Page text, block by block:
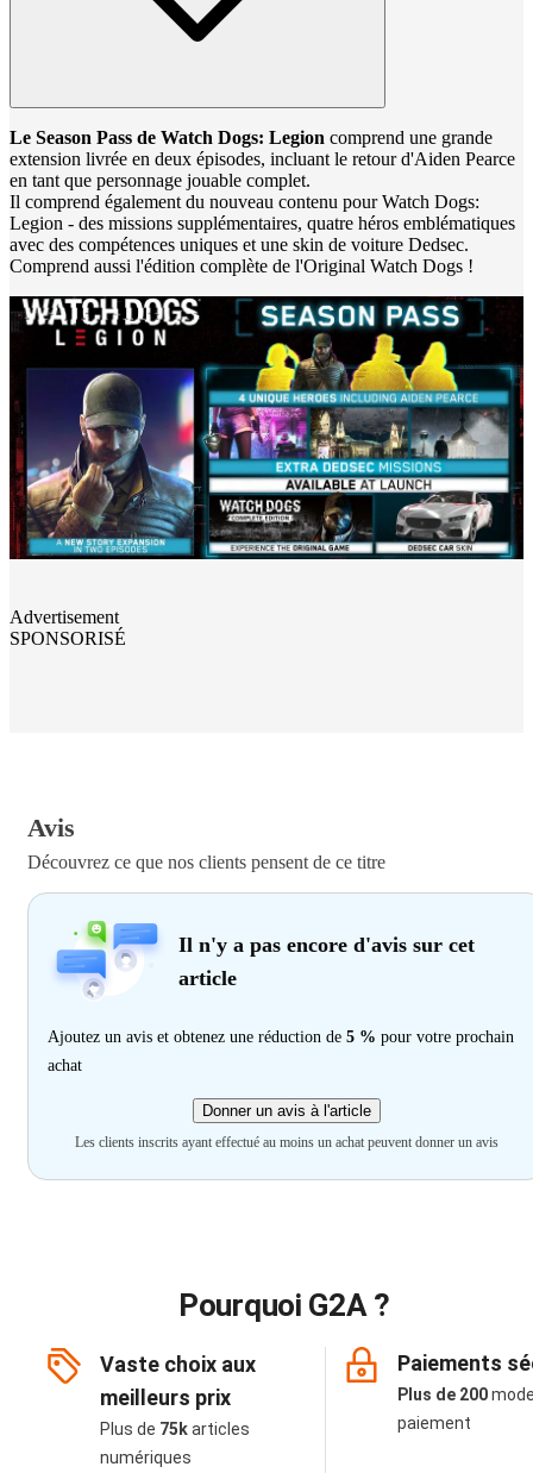
Le Season Pass de Watch Dogs: Legion comprend une grande
extension livrée en deux épisodes, incluant le retour d'Aiden Pearce
en tant que personnage jouable complet.
Il comprend également du nouveau contenu pour Watch Dogs:
Legion - des missions supplémentaires, quatre héros emblématiques
avec des compétences uniques et une skin de voiture Dedsec.
Comprend aussi l'édition complète de l'Original Watch Dogs !
Advertisement
SPONSORISÉ
Avis
Découvrez ce que nos clients pensent de ce titre
Il n'y a pas encore d'avis sur cet
article
Ajoutez un avis et obtenez une réduction de 5 % pour votre prochain
achat
Donner un avis à l'article
Les clients inscrits ayant effectué au moins un achat peuvent donner un avis
Pourquoi G2A ?
Vaste choix aux
meilleurs prix
Plus de 75karticles
numériques
Paiements
Plus de 200
paiement